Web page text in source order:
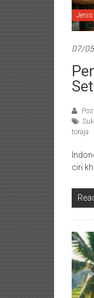
Jenis
07/
toraja
ciri